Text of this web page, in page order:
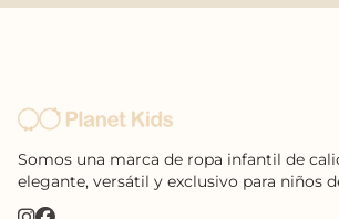
Somos una marca de ropa infantil de
elegante, versátil y exclusivo para niños